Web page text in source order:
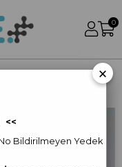
0
×
<<
Bildirilmeyen Yedek